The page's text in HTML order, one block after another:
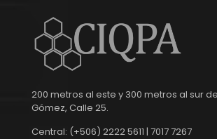
200 metros al este y 300 metros al sur
Gómez, Calle 25.
Central: (+506) 2222 5611 | 7017 7267